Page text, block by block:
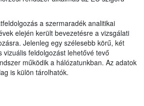
a szermaradék analitikai
elején került bevezetésre a vizsgálati
Jelenleg egy szélesebb körű, két
vizuális feldolgozást lehetővé tevő
működik a hálózatunkban. Az adatok
is külön tárolhatók.